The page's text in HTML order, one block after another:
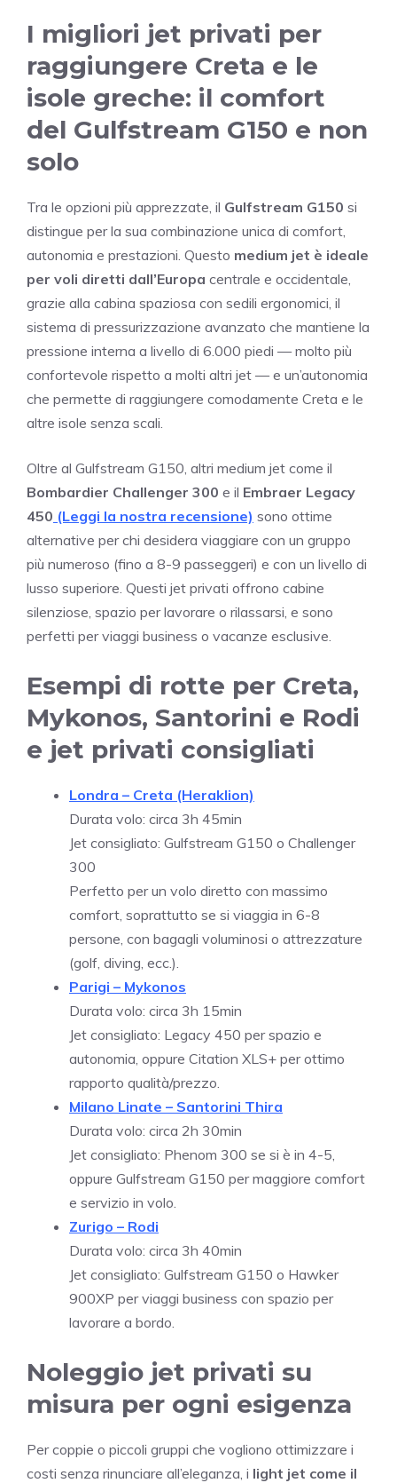
I migliori jet privati per
raggiungere Creta e le
isole greche: il comfort
del Gulfstream G150 e non
solo
Tra le opzioni più apprezzate, il Gulfstream G150 si
distingue per la sua combinazione unica di comfort,
autonomia e prestazioni. Questo medium jet è ideale
per voli diretti dall’Europa centrale e occidentale,
grazie alla cabina spaziosa con sedili ergonomici, il
sistema di pressurizzazione avanzato che mantiene la
pressione interna a livello di 6.000 piedi — molto più
confortevole rispetto a molti altri jet — e un’autonomia
che permette di raggiungere comodamente Creta e le
altre isole senza scali.
Oltre al Gulfstream G150, altri medium jet come il
Bombardier Challenger 300 e il Embraer Legacy
450 (Leggi la nostra recensione) sono ottime
alternative per chi desidera viaggiare con un gruppo
più numeroso (fino a 8-9 passeggeri) e con un livello di
lusso superiore. Questi jet privati offrono cabine
silenziose, spazio per lavorare o rilassarsi, e sono
perfetti per viaggi business o vacanze esclusive.
Esempi di rotte per Creta,
Mykonos, Santorini e Rodi
e jet privati consigliati
Londra – Creta (Heraklion)
Durata volo: circa 3h 45min
Jet consigliato: Gulfstream G150 o Challenger
300
Perfetto per un volo diretto con massimo
comfort, soprattutto se si viaggia in 6-8
persone, con bagagli voluminosi o attrezzature
(golf, diving, ecc.).
Parigi – Mykonos
Durata volo: circa 3h 15min
Jet consigliato: Legacy 450 per spazio e
autonomia, oppure Citation XLS+ per ottimo
rapporto qualità/prezzo.
Milano Linate – Santorini Thira
Durata volo: circa 2h 30min
Jet consigliato: Phenom 300 se si è in 4-5,
oppure Gulfstream G150 per maggiore comfort
e servizio in volo.
Zurigo – Rodi
Durata volo: circa 3h 40min
Jet consigliato: Gulfstream G150 o Hawker
900XP per viaggi business con spazio per
lavorare a bordo.
Noleggio jet privati su
misura per ogni esigenza
Per coppie o piccoli gruppi che vogliono ottimizzare i
costi senza rinunciare all’eleganza, i light jet come il